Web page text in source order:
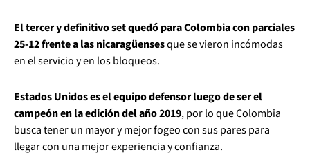
El tercer y definitivo set quedó para Colombia con parciales
25-12 frente a las nicaragüensesque se vieron incómodas
en el servicio y en los bloqueos.
Estados Unidos es el equipo defensor luego de ser el
campeón en la edición del año 2019, por lo que Colombia
busca tener un mayor y mejor fogeo con sus pares para
llegar con una mejor experiencia y confianza.